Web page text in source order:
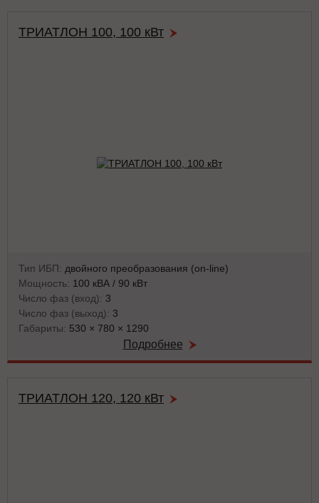
ТРИАТЛОН 100, 100 кВт
Тип ИБП: двойного преобразования (on-line)
Мощность: 100 кВА / 90 кВт
Число фаз (вход): 3
Число фаз (выход): 3
Габариты: 530 × 780 × 1290
Подробнее
ТРИАТЛОН 120, 120 кВт